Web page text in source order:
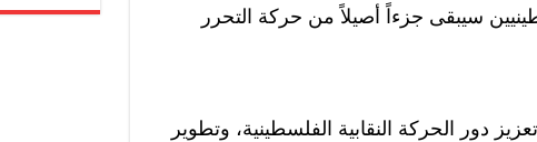
سيبقى جزءاً أصيلاً من حركة التحرر
دور الحركة النقابية الفلسطينية، وتطوير